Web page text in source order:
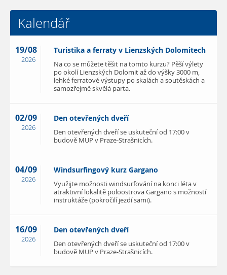
Kalendář
19/08
2026
Turistika a ferraty v Lienzských Dolomitech
Na co se můžete těšit na tomto kurzu? Pěší výlety
po okolí Lienzských Dolomit až do výšky 3000 m,
lehké ferratové výstupy po skalách a soutěskách a
samozřejmě skvělá parta.
02/09
2026
Den otevřených dveří
Den otevřených dveří se uskuteční od 17:00 v
budově MUP v Praze-Strašnicích.
04/09
2026
Windsurfingový kurz Gargano
Využijte možnosti windsurfování na konci léta v
atraktivní lokalitě poloostrova Gargano s možností
instruktáže (pokročilí jezdí sami).
16/09
2026
Den otevřených dveří
Den otevřených dveří se uskuteční od 17:00 v
budově MUP v Praze-Strašnicích.